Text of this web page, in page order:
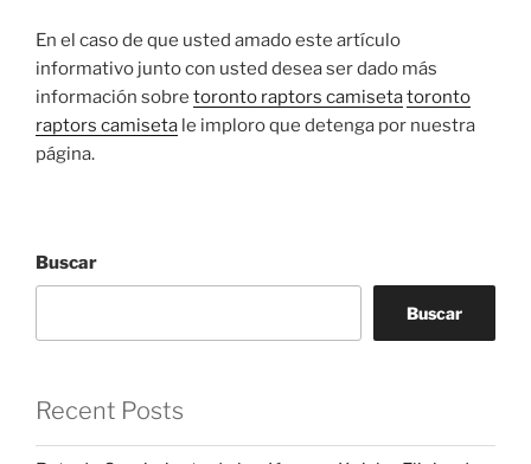
En el caso de que usted amado este artículo
informativo junto con usted desea ser dado más
información sobre toronto raptors camisetatoronto
raptors camiseta le imploro que detenga por nuestra
página.
Buscar
Buscar
Recent Posts